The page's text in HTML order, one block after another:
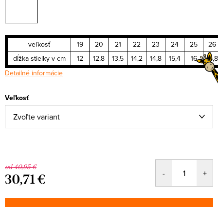
veľkosť 19 20 21 22 23 24 25
26
dĺžka stielky v cm
12 12,8 13,5 14,2 14,8 15,4 16
16,8
Detailné informácie
Veľkosť
od 40,95 €
30,71 €
cena: